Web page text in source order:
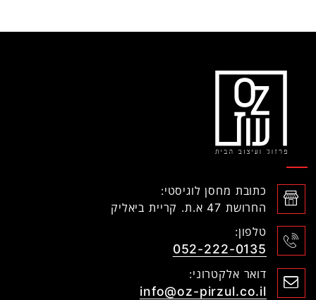
כתובת מחסן לוגיסטי:
החרושת 47 א.ת. קריית ביאליק
טלפון:
052-222-0135
דואר אלקטרוני:
info@oz-pirzul.co.il